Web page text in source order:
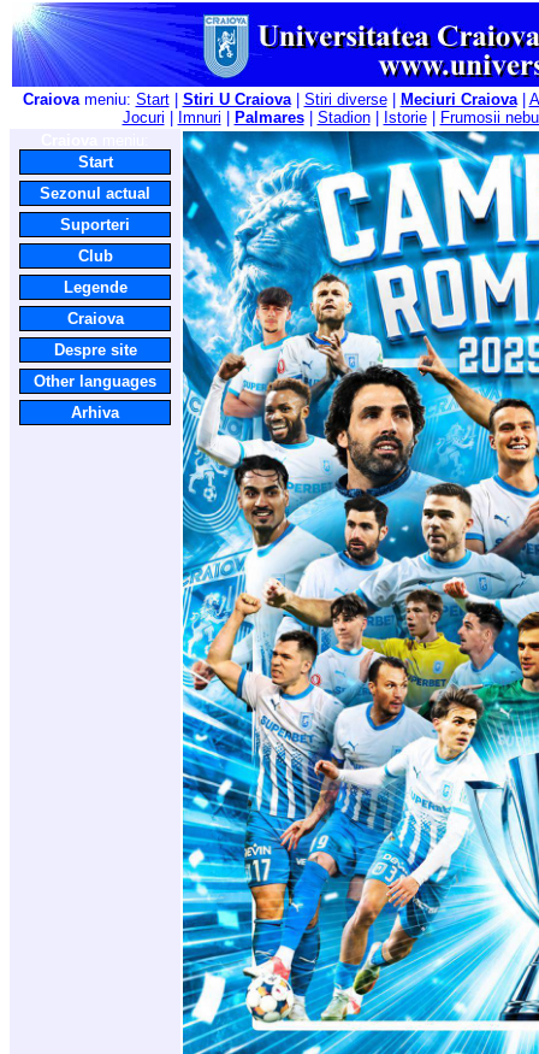
Craiovameniu: Start| Stiri U Craiova| Stiri diverse| Meciuri Craiova|
Jocuri
Imnuri Palmares| Stadion| Istorie|
Frumosii
Start
Sezonul actual
Suporteri
Club
Legende
Craiova
Despre site
Other languages
Arhiva